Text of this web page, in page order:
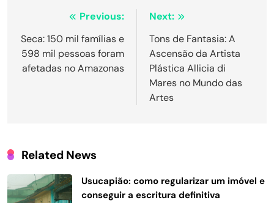
Navegação
de
Post
Previous:
Seca: 150 mil famílias e
598 mil pessoas foram
afetadas no Amazonas
Next:
Tons de Fantasia: A
Ascensão da Artista
Plástica Allicia di
Mares no Mundo das
Artes
Related News
Usucapião: como regularizar um imóvel e
conseguir a escritura definitiva